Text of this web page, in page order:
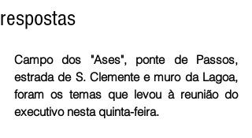
respostas
Campo dos "Ases", ponte de Passos,
estrada de S. Clemente e muro da Lagoa,
foram os temas que levou à reunião do
executivo nesta quinta-feira.